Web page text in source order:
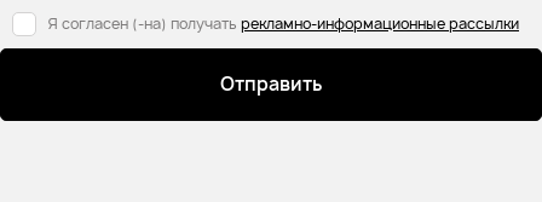
Я согласен (-на) получать рекламно-информационные рассылки
Отправить